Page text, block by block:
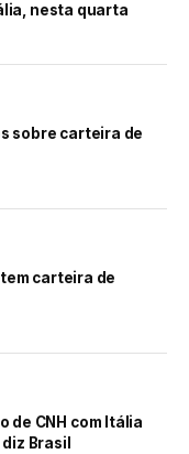
nesta quarta
sobre carteira de
carteira de
de CNH com Itália
Brasil